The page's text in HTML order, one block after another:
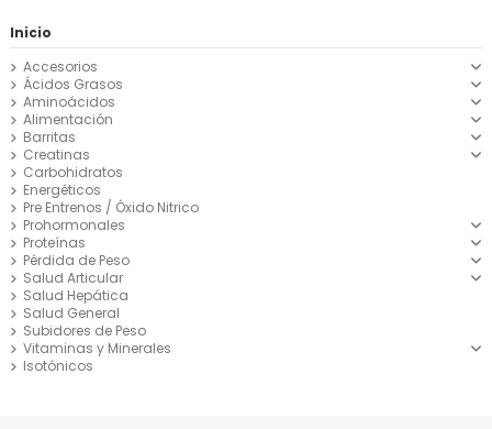
Inicio
Accesorios
Ácidos Grasos
Aminoácidos
Alimentación
Barritas
Creatinas
Carbohidratos
Energéticos
Pre Entrenos / Óxido Nitrico
Prohormonales
Proteínas
Pérdida de Peso
Salud Articular
Salud Hepática
Salud General
Subidores de Peso
Vitaminas y Minerales
Isotónicos